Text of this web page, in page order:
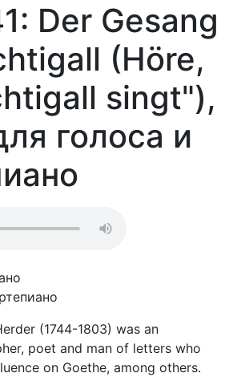
Der Gesang
(Höre,
singt"),
голоса и
(1744-1803) was an
poet and man of letters who
on Goethe, among others.